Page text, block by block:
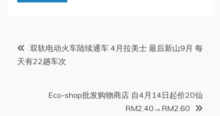
文
章
双轨电动火车陆续通车 4月拉美士 最后新山9月 每
天有22趟车次
Eco-shop批发购物商店 自4月14日起价20仙
RM2.40→RM2.60